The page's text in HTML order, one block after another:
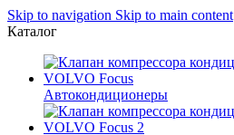
Skip to navigation Skip to main content
Каталог
Автокондиционеры